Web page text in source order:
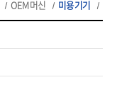
OEM머신 미용기기